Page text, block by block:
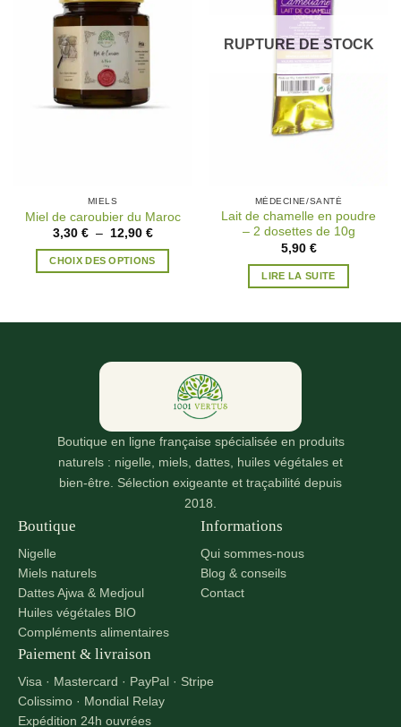
MIELS
Miel de caroubier du Maroc
3,30 € – 12,90 €Plage
prix :
3,30 €
CHOIX DES OPTIONS
Ce
variations.
options
peuvent
être
choisies
sur
la
produit
RUPTURE DE STOCK
MÉDECINE/SANTÉ
Lait de chamelle en poudre
– 2 dosettes de 10g
5,90 €
LIRE LA SUITE
Boutique en ligne française spécialisée en produits
naturels : nigelle, miels, dattes, huiles végétales et
bien-être. Sélection exigeante et traçabilité depuis
2018.
Boutique
Nigelle
Miels naturels
Dattes Ajwa & Medjoul
Huiles végétales BIO
Compléments alimentaires
Informations
Qui sommes-nous
Blog & conseils
Contact
Paiement & livraison
Visa · Mastercard · PayPal · Stripe
Colissimo · Mondial Relay
Expédition 24h ouvrées